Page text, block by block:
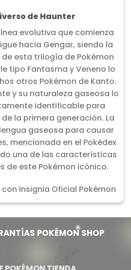
de Haunter
evolutiva que comienza
hacia Gengar, siendo la
esta trilogía de Pokémon
tipo Fantasma y Veneno lo
otros Pokémon de Kanto.
y su naturaleza gaseosa lo
identificable para
la primera generación. La
gaseosa para causar
mencionada en el Pokédex
una de las características
de este Pokémon icónico.
Insignia Oficial Pokémon
POKÉMON SHOP